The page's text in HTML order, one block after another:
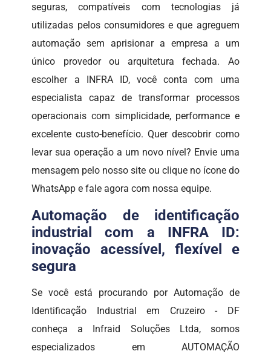
seguras, compatíveis com tecnologias já
utilizadas pelos consumidores e que agreguem
automação sem aprisionar a empresa a um
único provedor ou arquitetura fechada. Ao
escolher a INFRA ID, você conta com uma
especialista capaz de transformar processos
operacionais com simplicidade, performance e
excelente custo-benefício. Quer descobrir como
levar sua operação a um novo nível? Envie uma
mensagem pelo nosso site ou clique no ícone do
WhatsApp e fale agora com nossa equipe.
Automação de identificação
industrial com a INFRA ID:
inovação acessível, flexível e
segura
Se você está procurando por Automação de
Identificação Industrial em Cruzeiro - DF
conheça a Infraid Soluções Ltda, somos
especializados em AUTOMAÇÃO